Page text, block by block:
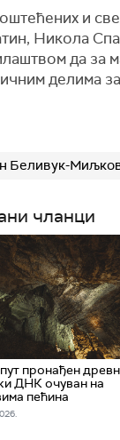
и
Никола
да за
делима
Беливук-
чланци
пронађен
ДНК очуван на
пећина